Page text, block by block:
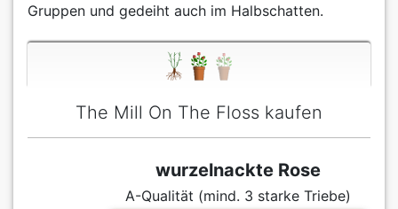
Gruppen und gedeiht auch im Halbschatten.
The Mill On The Floss kaufen
wurzelnackte Rose
A-Qualität (mind. 3 starke Triebe)